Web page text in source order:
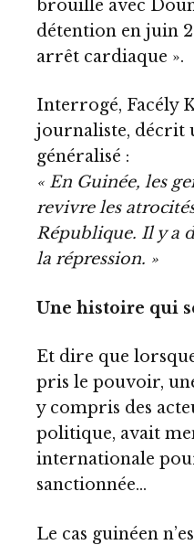
brouille avec
détention en juin
arrêt cardiaque ».
Interrogé, Facély
journaliste, décrit
généralisé :
« En Guinée, les
revivre les
République. Il y a
la répression. »
Une histoire qui
Et dire que
pris le pouvoir,
y compris des
politique, avait
internationale
sanctionnée…
Le cas guinéen